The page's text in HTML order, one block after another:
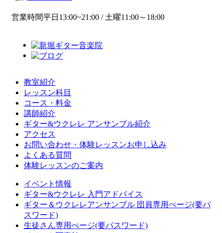
営業時間平日13:00~21:00 / 土曜11:00～18:00
教室紹介
レッスン科目
コース・料金
講師紹介
ギター&ウクレレ アンサンブル紹介
アクセス
お問い合わせ・体験レッスンお申し込み
よくある質問
体験レッスンのご案内
イベント情報
ギター&ウクレレ 入門アドバイス
ギター＆ウクレレアンサンブル 団員専用ぺージ(要パ
スワード)
生徒さん専用ぺージ(要パスワード)